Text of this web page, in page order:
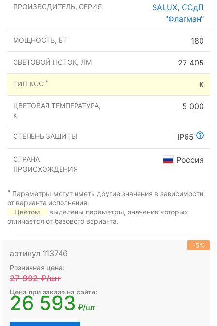
ПРОИЗВОДИТЕЛЬ, СЕРИЯ SALUX, ССдП
"Флагман"
МОЩНОСТЬ, ВТ 180
СВЕТОВОЙ ПОТОК, ЛМ 27 405
ТИП КСС * К
ЦВЕТОВАЯ ТЕМПЕРАТУРА,
К
5 000
СТЕПЕНЬ ЗАЩИТЫ IP65
СТРАНА
ПРОИСХОЖДЕНИЯ
Россия
* Параметры могут иметь другие значения в зависимости
от варианта исполнения.
Цветом
выделены параметры, значение которых
отличается от базового варианта.
артикул 113746
-5%
Розничная цена:
27 992₽/шт
Цена при заказе на сайте:
26 593 ₽/шт